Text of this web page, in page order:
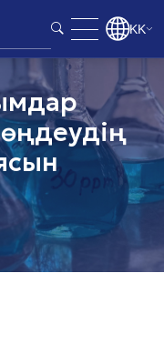
KK